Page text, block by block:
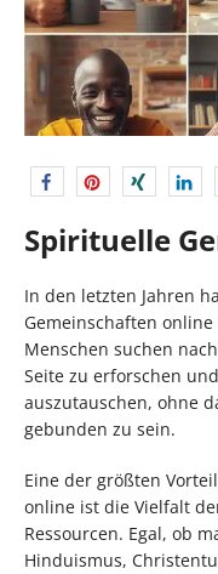
Spirituelle
In den letzten Jahren
Gemeinschaften
Menschen suchen
Seite zu erforschen
auszutauschen, ohne
gebunden zu sein.
Eine der größten
online ist die Vielfalt
Ressourcen. Egal, ob
Hinduismus,